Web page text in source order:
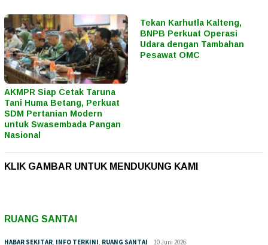
AKMPR Siap Cetak Taruna
Tani Huma Betang, Perkuat
SDM Pertanian Modern
untuk Swasembada Pangan
Nasional
Tekan Karhutla Kalteng,
BNPB Perkuat Operasi
Udara dengan Tambahan
Pesawat OMC
KLIK GAMBAR UNTUK MENDUKUNG KAMI
RUANG SANTAI
HABAR SEKITAR, INFO TERKINI, RUANG SANTAI 10 Juni 2026